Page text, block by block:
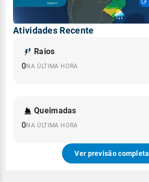
Atividades Recente
Raios
0NA ÚLTIMA HORA
Queimadas
0NA ÚLTIMA HORA
Ver previsão completa